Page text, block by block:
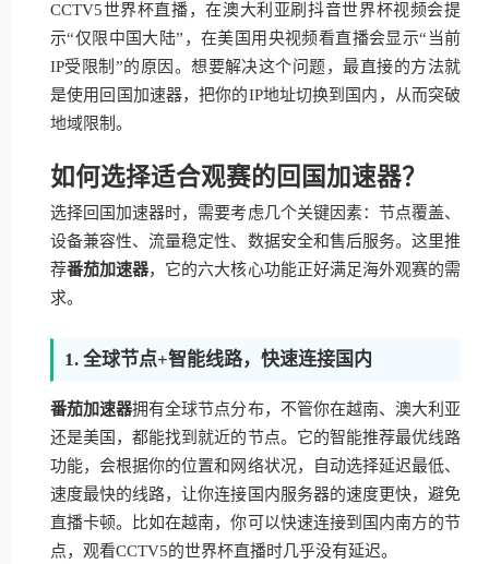
CCTV5世界杯直播，在澳大利亚刷抖音世界杯视频会提
示“仅限中国大陆”，在美国用央视频看直播会显示“当前
IP受限制”的原因。想要解决这个问题，最直接的方法就
是使用回国加速器，把你的IP地址切换到国内，从而突破
地域限制。
如何选择适合观赛的回国加速器？
选择回国加速器时，需要考虑几个关键因素：节点覆盖、
设备兼容性、流量稳定性、数据安全和售后服务。这里推
荐番茄加速器，它的六大核心功能正好满足海外观赛的需
求。
1. 全球节点+智能线路，快速连接国内
番茄加速器拥有全球节点分布，不管你在越南、澳大利亚
还是美国，都能找到就近的节点。它的智能推荐最优线路
功能，会根据你的位置和网络状况，自动选择延迟最低、
速度最快的线路，让你连接国内服务器的速度更快，避免
直播卡顿。比如在越南，你可以快速连接到国内南方的节
点，观看CCTV5的世界杯直播时几乎没有延迟。